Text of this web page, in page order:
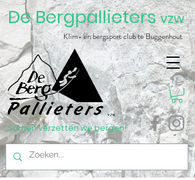
De Bergpallietersvzw
Klim- en bergsport club te Buggenhout
Samen verzetten we bergen!